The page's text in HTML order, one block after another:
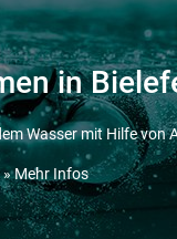
in
Wasser mit Hilfe von
» Mehr Infos